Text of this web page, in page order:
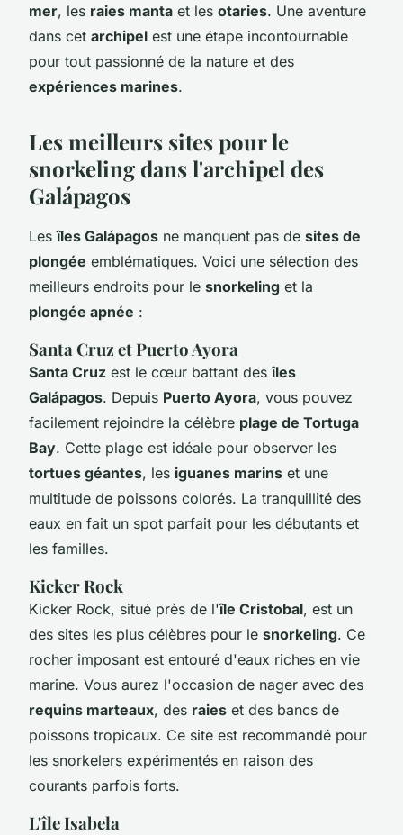
mer, les raies manta et les otaries. Une aventure
dans cet archipel est une étape incontournable
pour tout passionné de la nature et des
expériences marines.
Les meilleurs sites pour le
snorkeling dans l'archipel des
Galápagos
Lesîles Galápagos ne manquent pas de sites de
plongée emblématiques. Voici une sélection des
meilleurs endroits pour le snorkeling et la
plongée apnée :
Santa Cruz et Puerto Ayora
Santa Cruz est le cœur battant desîles
Galápagos. Depuis Puerto Ayora, vous pouvez
facilement rejoindre la célèbre plage de Tortuga
Bay. Cette plage est idéale pour observer les
tortues géantes, les iguanes marins et une
multitude de poissons colorés. La tranquillité des
eaux en fait un spot parfait pour les débutants et
les familles.
Kicker Rock
Kicker Rock, situé près de l'île Cristobal, est un
des sites les plus célèbres pour le snorkeling. Ce
rocher imposant est entouré d'eaux riches en vie
marine. Vous aurez l'occasion de nager avec des
requins marteaux, des raies et des bancs de
poissons tropicaux. Ce site est recommandé pour
les snorkelers expérimentés en raison des
courants parfois forts.
L'île Isabela